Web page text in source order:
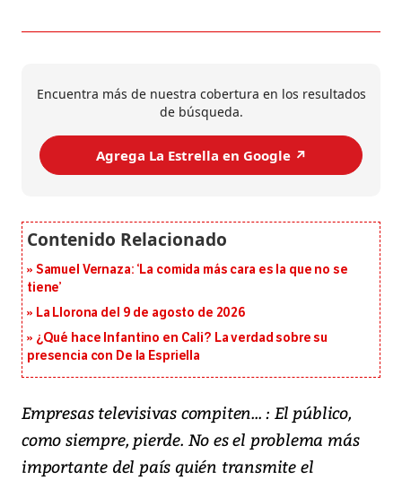
Encuentra más de nuestra cobertura en los resultados
de búsqueda.
Agrega La Estrella en Google ↗️
Samuel Vernaza: ‘La comida más cara es la que no se
tiene’
La Llorona del 9 de agosto de 2026
¿Qué hace Infantino en Cali? La verdad sobre su
presencia con De la Espriella
Empresas televisivas compiten... : El público,
como siempre, pierde. No es el problema más
importante del país quién transmite el